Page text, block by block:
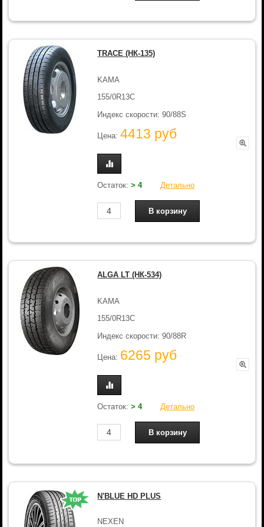
TRACE (НК-135)
KAMA
155/0R13C
Индекс скорости: 90/88S
Цена:4413 руб
Остаток:> 4 Детально
ALGA LT (НК-534)
KAMA
155/0R13C
Индекс скорости: 90/88R
Цена: 6265 руб
Остаток:> 4 Детально
N'BLUE HD PLUS
NEXEN